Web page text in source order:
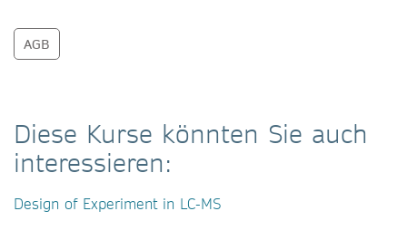
AGB
Diese Kurse könnten Sie auch
interessieren:
Design of Experiment in LC-MS